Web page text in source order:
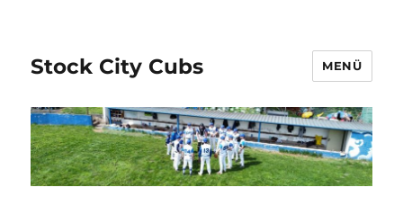
Stock City Cubs MENÜ